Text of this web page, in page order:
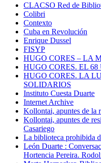
CLACSO Red de
Colibri
Contexto
Cuba en Revolución
Enrique Dussel
FISYP
HUGO CORES – LA
HUGO CORES. EL
HUGO CORES. LA
SOLIDARIOS
Instituto Cuesta Duarte
Internet Archive
Kollontai, apuntes de la
Kollontai, apuntes de
Casariego
La biblioteca prohibida
León Duarte :
Hortencia Pereira.